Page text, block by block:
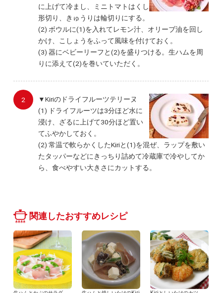
に上げて冷まし、ミニトマトはくし
形切り、きゅうりは輪切りにする。
(2) ボウルに(1)を入れてレモン汁、オリーブ油を回し
かけ、こしょうをふって風味を付けておく。
(3) 器にベビーリーフと(2)を盛りつける。生ハムを周
りに添えて(2)を巻いていただく。
▼Kiriのドライフルーツテリーヌ
(1) ドライフルーツは3分ほど水に
浸け、ざるに上げて30分ほど置い
てふやかしておく。
(2) 常温で軟らかくしたKiriと(1)を混ぜ、ラップを敷い
たタッパーなどにきっちり詰めて冷蔵庫で冷やしてか
ら、食べやすい大きさにカットする。
関連したおすすめレシピ